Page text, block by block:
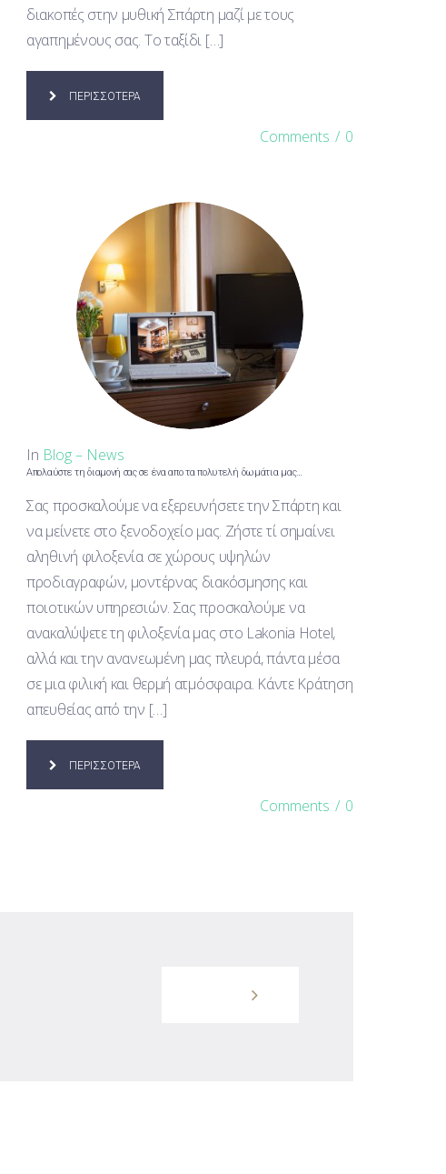
διακοπές στην μυθική Σπάρτη μαζί με τους
αγαπημένους σας. Το ταξίδι […]
ΠΕΡΙΣΣΟΤΕΡΑ
Comments / 0
In Blog – News
Απολαύστε τη διαμονή σας σε ένα απο τα πολυτελή δωμάτια μας…
Σας προσκαλούμε να εξερευνήσετε την Σπάρτη και
να μείνετε στο ξενοδοχείο μας. Ζήστε τί σημαίνει
αληθινή φιλοξενία σε χώρους υψηλών
προδιαγραφών, μοντέρνας διακόσμησης και
ποιοτικών υπηρεσιών. Σας προσκαλούμε να
ανακαλύψετε τη φιλοξενία μας στο Lakonia Hotel,
αλλά και την ανανεωμένη μας πλευρά, πάντα μέσα
σε μια φιλική και θερμή ατμόσφαιρα. Κάντε Κράτηση
απευθείας από την […]
ΠΕΡΙΣΣΟΤΕΡΑ
Comments / 0